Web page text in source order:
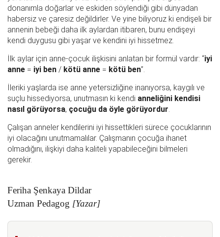
donanımla doğarlar ve eskiden söylendiği gibi dünyadan
habersiz ve çaresiz değildirler. Ve yine biliyoruz ki endişeli bir
annenin bebeği daha ilk aylardan itibaren, bunu endişeyi
kendi duygusu gibi yaşar ve kendini iyi hissetmez.
İlk aylar için anne-çocuk ilişkisini anlatan bir formül vardır: “iyi
anne = iyi ben / kötü anne = kötü ben”.
İleriki yaşlarda ise anne yetersizliğine inanıyorsa, kaygılı ve
suçlu hissediyorsa, unutmasın ki kendi anneliğini kendisi
nasıl görüyorsa, çocuğu da öyle görüyordur.
Çalışan anneler kendilerini iyi hissettikleri sürece çocuklarının
iyi olacağını unutmamalılar. Çalışmanın çocuğa ihanet
olmadığını, ilişkiyi daha kaliteli yapabileceğini bilmeleri
gerekir.
Feriha Şenkaya Dildar
Uzman Pedagog [Yazar]